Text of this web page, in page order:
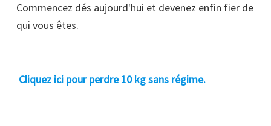
Commencez dés aujourd'hui et devenez enfin fier de
qui vous êtes.
Cliquez ici pour perdre 10 kg sans régime.